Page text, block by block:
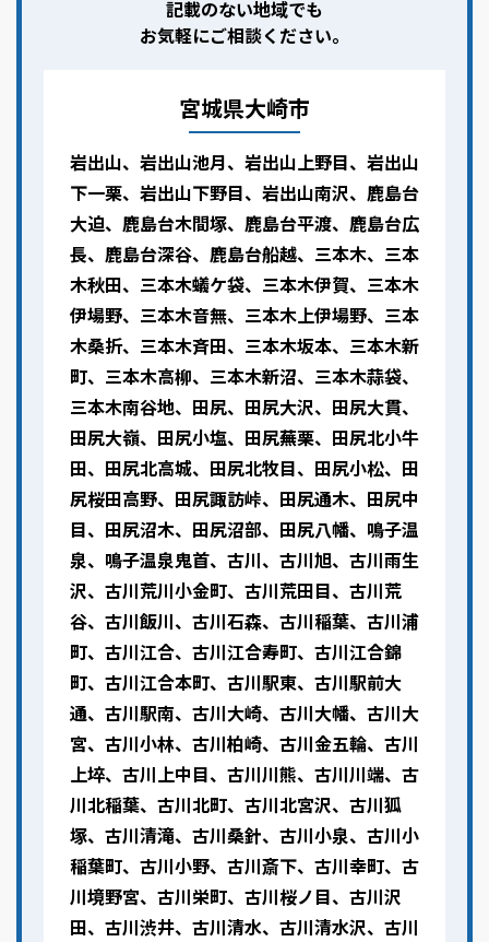
記載のない地域でも
お気軽にご相談ください。
宮城県大崎市
岩出山、岩出山池月、岩出山上野目、岩出山
下一栗、岩出山下野目、岩出山南沢、鹿島台
大迫、鹿島台木間塚、鹿島台平渡、鹿島台広
長、鹿島台深谷、鹿島台船越、三本木、三本
木秋田、三本木蟻ケ袋、三本木伊賀、三本木
伊場野、三本木音無、三本木上伊場野、三本
木桑折、三本木斉田、三本木坂本、三本木新
町、三本木高柳、三本木新沼、三本木蒜袋、
三本木南谷地、田尻、田尻大沢、田尻大貫、
田尻大嶺、田尻小塩、田尻蕪栗、田尻北小牛
田、田尻北高城、田尻北牧目、田尻小松、田
尻桜田高野、田尻諏訪峠、田尻通木、田尻中
目、田尻沼木、田尻沼部、田尻八幡、鳴子温
泉、鳴子温泉鬼首、古川、古川旭、古川雨生
沢、古川荒川小金町、古川荒田目、古川荒
谷、古川飯川、古川石森、古川稲葉、古川浦
町、古川江合、古川江合寿町、古川江合錦
町、古川江合本町、古川駅東、古川駅前大
通、古川駅南、古川大崎、古川大幡、古川大
宮、古川小林、古川柏崎、古川金五輪、古川
上埣、古川上中目、古川川熊、古川川端、古
川北稲葉、古川北町、古川北宮沢、古川狐
塚、古川清滝、古川桑針、古川小泉、古川小
稲葉町、古川小野、古川斎下、古川幸町、古
川境野宮、古川栄町、古川桜ノ目、古川沢
田、古川渋井、古川清水、古川清水沢、古川